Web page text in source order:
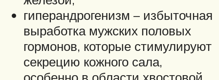
гиперандрогенизм – избыточная
выработка мужских половых
гормонов, которые стимулируют
секрецию кожного сала,